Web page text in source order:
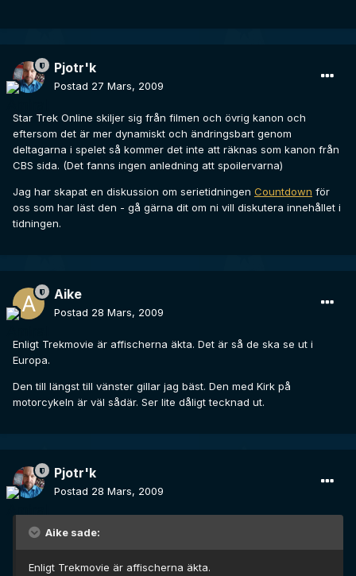
Pjotr'k
Postad 27 Mars, 2009
Star Trek Online skiljer sig från filmen och övrig kanon och
eftersom det är mer dynamiskt och ändringsbart genom
deltagarna i spelet så kommer det inte att räknas som kanon från
CBS sida. (Det fanns ingen anledning att spoilervarna)
Jag har skapat en diskussion om serietidningen Countdown för
oss som har läst den - gå gärna dit om ni vill diskutera innehållet i
tidningen.
Aike
Postad 28 Mars, 2009
Enligt Trekmovie är affischerna äkta. Det är så de ska se ut i
Europa.
Den till längst till vänster gillar jag bäst. Den med Kirk på
motorcykeln är väl sådär. Ser lite dåligt tecknad ut.
Pjotr'k
Postad 28 Mars, 2009
Aike sade:
Enligt Trekmovie är affischerna äkta.